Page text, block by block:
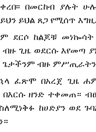
በመርከብ ያሉት
ይህል ጸጋ የሚሰጥ
ደርሶ ከልጆቹ መነኰሳት
ጊዜ ወደርሱ እየመጣ
ጌታችንም ብዙ ምሥጢራትን
ፈጽሞ በአረጀ ጊዜ
በእርሱ ዘንድ ተቀመጠ።
ስለሚነቅፉ ከሀድያን ወደ